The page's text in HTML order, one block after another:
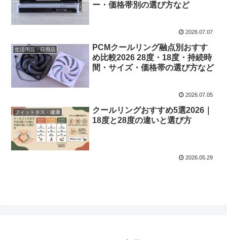
ー・価格帯別の選び方など
2026.07.07
生活用品・日用品
PCMクールリング融点別おすす
め比較2026 28度・18度・持続時
間・サイズ・価格帯の選び方など
2026.07.05
フィットネス・健康
クールリングおすすめ5選2026｜
18度と28度の違いと選び方
2026.05.29